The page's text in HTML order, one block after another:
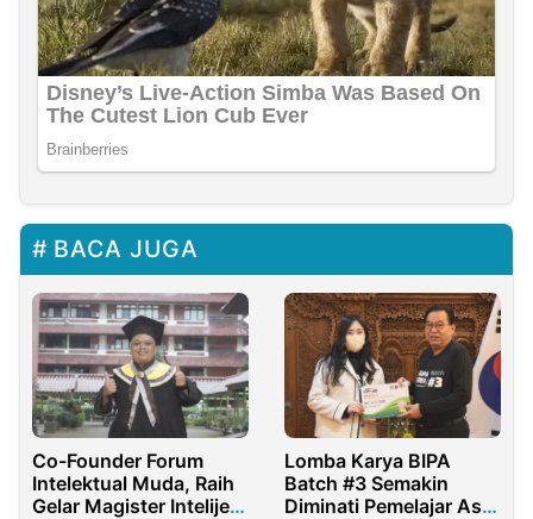
BACA JUGA
Co-Founder Forum
Intelektual Muda, Raih
Gelar Magister Intelijen
Lomba Karya BIPA
Batch #3 Semakin
Diminati Pemelajar Asal